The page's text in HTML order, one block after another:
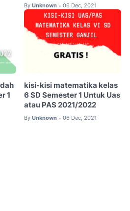
By Unknown • 06 Dec, 2021
1
kisi-kisi matematika kelas
6 SD Semester 1 Untuk Uas
atau PAS 2021/2022
By Unknown • 06 Dec, 2021